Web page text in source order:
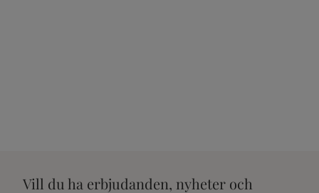
Vill du ha erbjudanden, nyheter och